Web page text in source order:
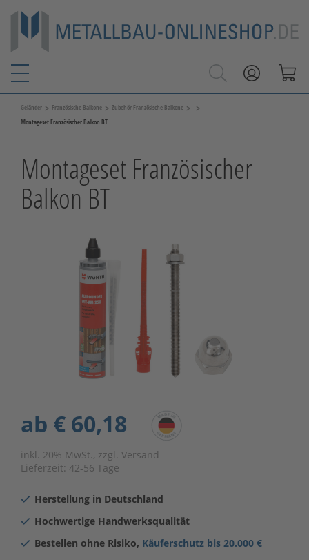
Geländer > Französische Balkone > Zubehör Französische Balkone > >
Montageset Französischer Balkon BT
Montageset Französischer
Balkon BT
ab € 60,18
inkl. 20% MwSt., zzgl. Versand
Lieferzeit: 42-56 Tage
Herstellung in Deutschland
Hochwertige Handwerksqualität
Bestellen ohne Risiko, Käuferschutz bis 20.000 €